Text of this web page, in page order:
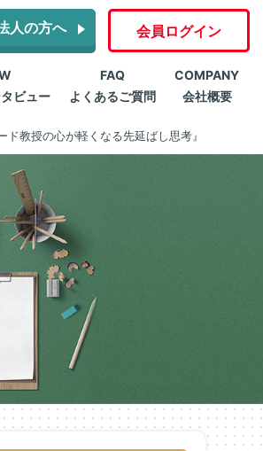
人の方へ 会員ログイン
ビュー
FAQ
よくあるご質問
COMPANY
会社概要
ド教授の心が軽くなる先延ばし思考』